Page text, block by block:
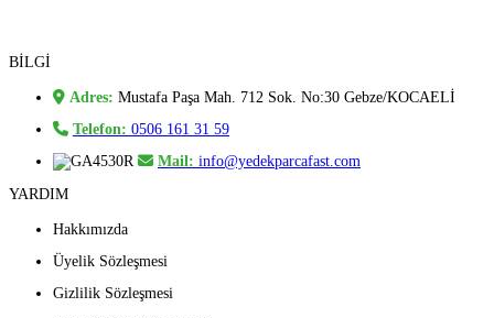
BİLGİ
Adres: Mustafa Paşa Mah. 712 Sok. No:30 Gebze/KOCAELİ
Telefon: 0506 161 31 59
Mail: info@yedekparcafast.com
YARDIM
Hakkımızda
Üyelik Sözleşmesi
Gizlilik Sözleşmesi